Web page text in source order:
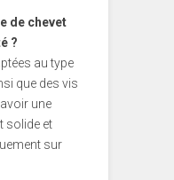
de chevet
?
au type
que des vis
une
solide et
sur